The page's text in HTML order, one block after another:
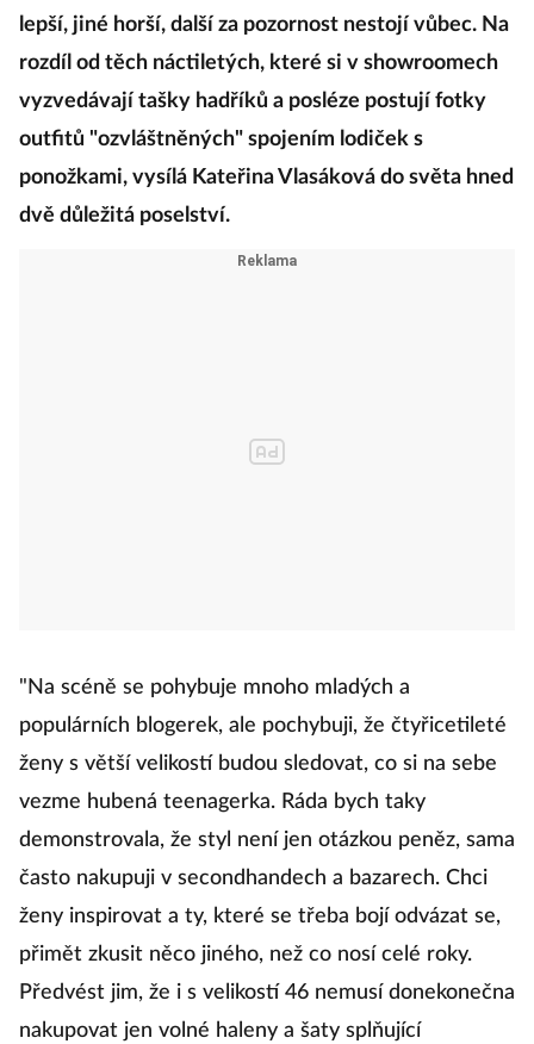
lepší, jiné horší, další za pozornost nestojí vůbec. Na
rozdíl od těch náctiletých, které si v showroomech
vyzvedávají tašky hadříků a posléze postují fotky
outfitů "ozvláštněných" spojením lodiček s
ponožkami, vysílá Kateřina Vlasáková do světa hned
dvě důležitá poselství.
"Na scéně se pohybuje mnoho mladých a
populárních blogerek, ale pochybuji, že čtyřicetileté
ženy s větší velikostí budou sledovat, co si na sebe
vezme hubená teenagerka. Ráda bych taky
demonstrovala, že styl není jen otázkou peněz, sama
často nakupuji v secondhandech a bazarech. Chci
ženy inspirovat a ty, které se třeba bojí odvázat se,
přimět zkusit něco jiného, než co nosí celé roky.
Předvést jim, že i s velikostí 46 nemusí donekonečna
nakupovat jen volné haleny a šaty splňující